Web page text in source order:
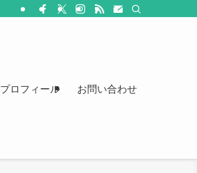
プロフィール お問い合わせ